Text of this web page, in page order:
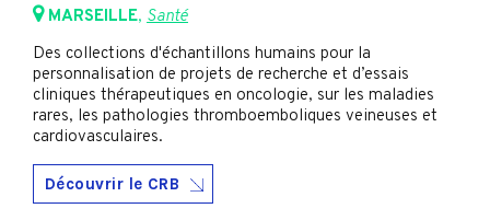
MARSEILLE, Santé
Des collections d'échantillons humains pour la
personnalisation de projets de recherche et d’essais
cliniques thérapeutiques en oncologie, sur les maladies
rares, les pathologies thromboemboliques veineuses et
cardiovasculaires.
Découvrir le CRB